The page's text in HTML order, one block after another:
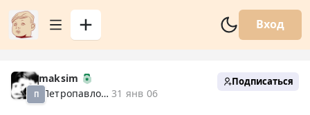
Вход
П
maksim
Петропавловск XX 31 янв 06
Подписаться